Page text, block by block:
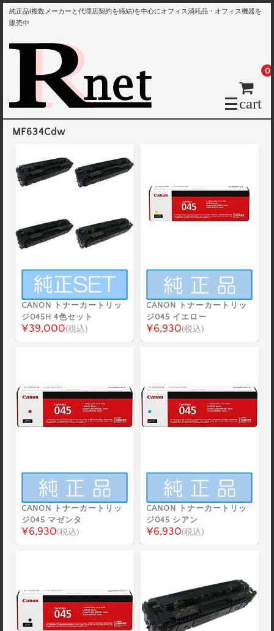
純正品(複数メーカーと代理店契約を締結)を中心にオフィス消耗品・オフィス機器を
販売中
cart
0
MF634Cdw
CANON トナーカートリッ
ジ045H 4色セット
¥39,000(税込)
CANON トナーカートリッ
ジ045 イエロー
¥6,930(税込)
CANON トナーカートリッ
ジ045 マゼンタ
¥6,930(税込)
CANON トナーカートリッ
ジ045 シアン
¥6,930(税込)